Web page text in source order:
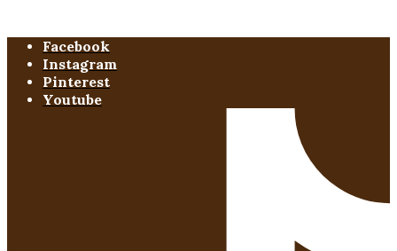
Facebook
Instagram
Pinterest
Youtube